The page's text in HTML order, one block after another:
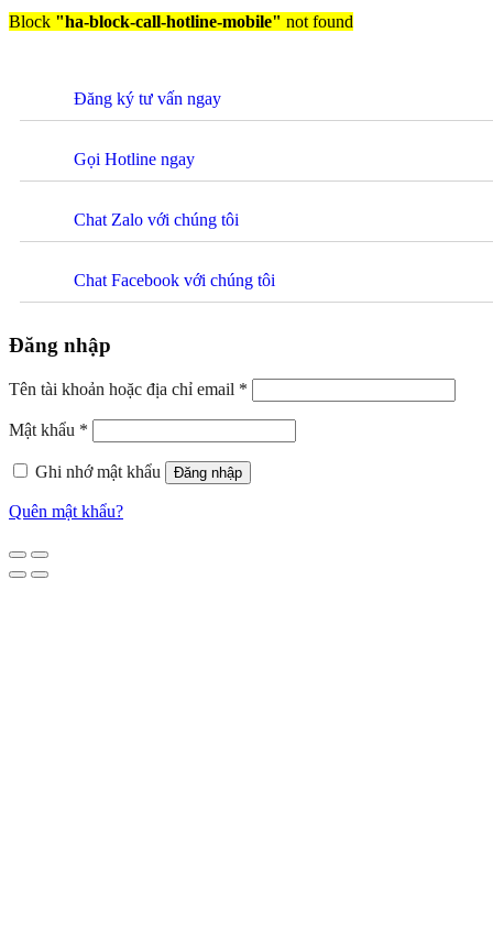
Block "ha-block-call-hotline-mobile" not found
Đăng ký tư vấn ngay
Gọi Hotline ngay
Chat Zalo với chúng tôi
Chat Facebook với chúng tôi
Đăng nhập
Tên tài khoản hoặc địa chỉ email *
Mật khẩu *
Ghi nhớ mật khẩu Đăng nhập
Quên mật khẩu?